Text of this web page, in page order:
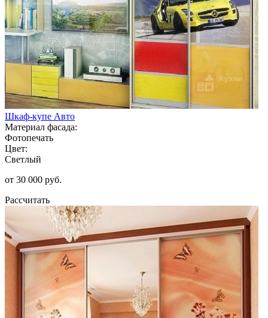
Шкаф-купе Авто
Материал фасада:
Фотопечать
Цвет:
Светлый
от 30 000 руб.
Рассчитать